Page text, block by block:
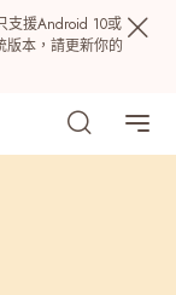
支援Android 10或
版本，請更新你的